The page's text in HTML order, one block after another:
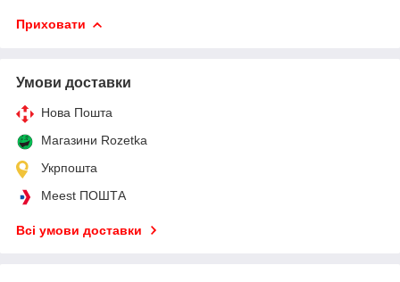
Приховати
Умови доставки
Нова Пошта
Магазини Rozetka
Укрпошта
Meest ПОШТА
Всі умови доставки